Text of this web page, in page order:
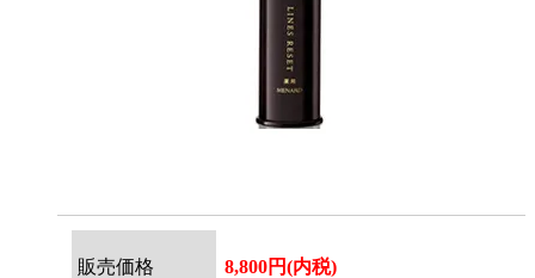
販売価格 8,800円(内税)